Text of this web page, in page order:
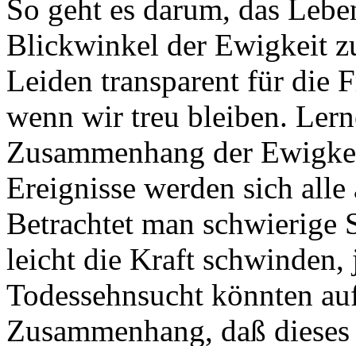
So geht es darum, das
Blickwinkel der Ewigkeit
Leiden transparent für die
wenn wir treu bleiben.
Zusammenhang der
Ereignisse werden sich
Betrachtet man schwierige
leicht die Kraft schwinden,
Todessehnsucht könnten
Zusammenhang, daß